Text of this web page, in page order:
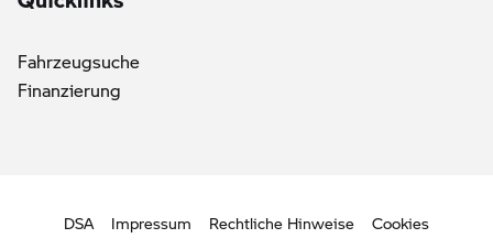
Fahrzeugsuche
Finanzierung
DSA Impressum Rechtliche Hinweise Cookies